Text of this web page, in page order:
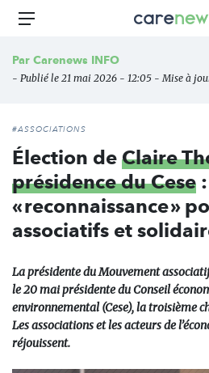
Aller
principal
Carenews,
des
Menu
Par Carenews INFO
- Publié le 21 mai 2026 - 12:05 - Mise à
#ASSOCIATIONS
Élection de Claire
présidence du Cese
« reconnaissance »
associatifs et
La présidente du Mouvement
le 20 mai présidente du Conseil
environnemental (Cese), la troisième
Les associations et les acteurs de
réjouissent.